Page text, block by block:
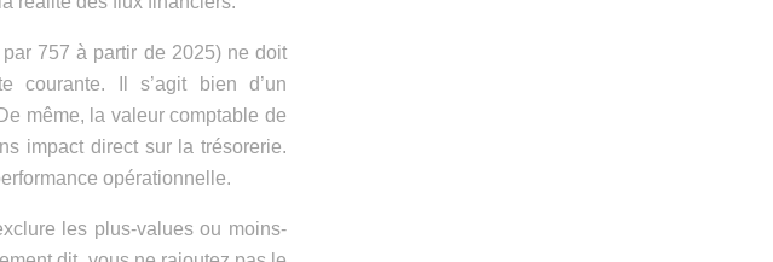
757 à partir de 2025) ne doit
courante. Il s’agit bien d’un
même, la valeur comptable de
impact direct sur la trésorerie.
opérationnelle.
les plus-values ou moins-